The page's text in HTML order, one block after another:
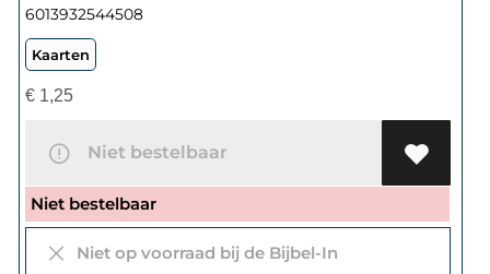
6013932544508
Kaarten
€1,25
Niet bestelbaar
Niet bestelbaar
Niet op voorraad bij de Bijbel-In